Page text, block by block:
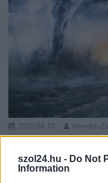
szol24.hu - Do Not
Information
2026.08.10. Horváth
erre készüljön, ha
A hét első napja még a